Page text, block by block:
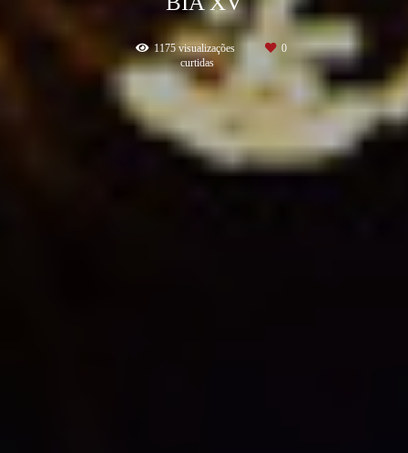
1175visualizações
0
curtidas